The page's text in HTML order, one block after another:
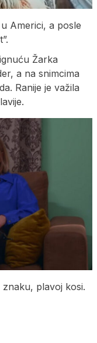
Americi, a posle
Žarka
a na snimcima
Ranije je važila
plavoj kosi.